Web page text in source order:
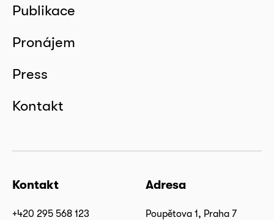
Publikace
Pronájem
Press
Kontakt
Kontakt
+420 295 568 123
Adresa
Poupětova 1, Praha 7